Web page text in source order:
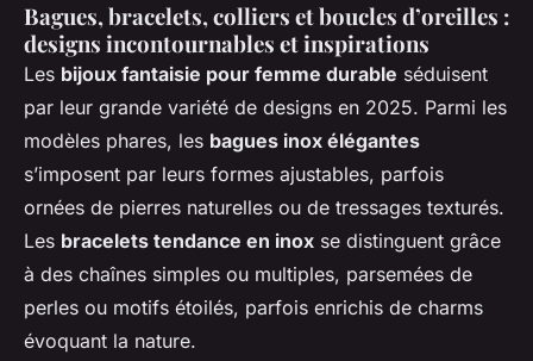
Bagues, bracelets, colliers et boucles d’oreilles :
designs incontournables et inspirations
Les bijoux fantaisie pour femme durable séduisent
par leur grande variété de designs en 2025. Parmi les
modèles phares, les bagues inox élégantes
s’imposent par leurs formes ajustables, parfois
ornées de pierres naturelles ou de tressages texturés.
Les bracelets tendance en inox se distinguent grâce
à des chaînes simples ou multiples, parsemées de
perles ou motifs étoilés, parfois enrichis de charms
évoquant la nature.